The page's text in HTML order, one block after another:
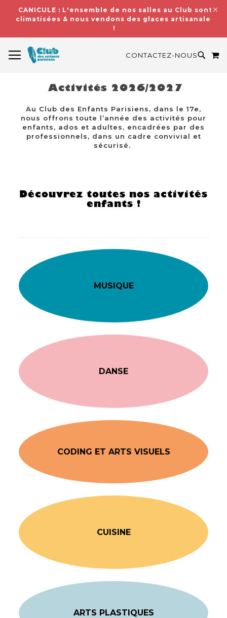
CANICULE : L'ensemble de nos salles au Club sont
climatisées & nous vendons des glaces artisanales
!
CONTACTEZ-NOUS
Activités 2026/2027
Au Club des Enfants Parisiens, dans le 17e,
nous offrons toute l’année des activités pour
enfants, ados et adultes, encadrées par des
professionnels, dans un cadre convivial et
sécurisé.
Découvrez toutes nos activités
enfants !
MUSIQUE
DANSE
CODING ET ARTS VISUELS
CUISINE
ARTS PLASTIQUES